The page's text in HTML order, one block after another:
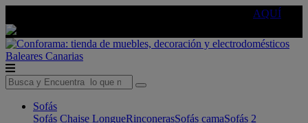
AQUÍ
Baleares Canarias
Sofás
Sofás Chaise LongueRinconerasSofás camaSofás 2